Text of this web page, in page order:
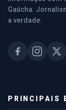
Gaúcha.
a verdade.
PRINCIPAIS